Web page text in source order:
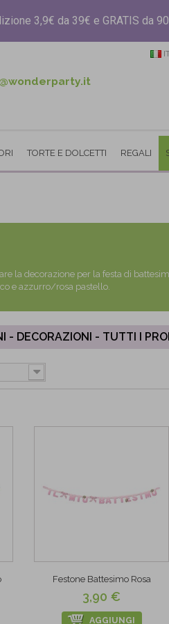
3,9€ da 39€ e GRATIS da
TORTE E DOLCETTI REGALI
la decorazione per la festa di
e azzurro/rosa pastello.
- DECORAZIONI - TUTTI I
Festone Battesimo Rosa
3,90 €
AGGIUNGI